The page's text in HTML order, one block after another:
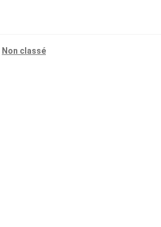
Non classé